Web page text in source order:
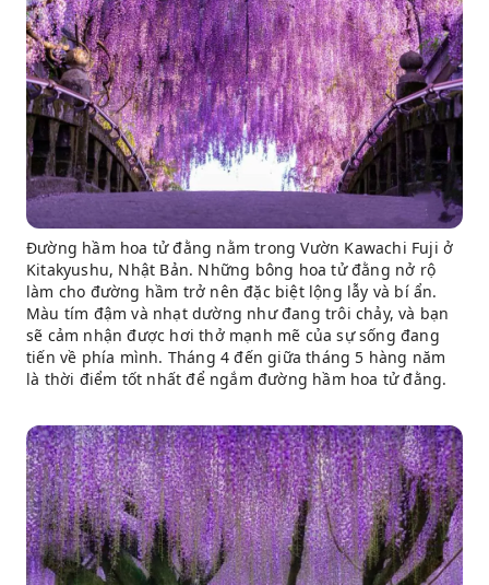
Đường hầm hoa tử đằng nằm trong Vườn Kawachi Fuji ở
Kitakyushu, Nhật Bản. Những bông hoa tử đằng nở rộ
làm cho đường hầm trở nên đặc biệt lộng lẫy và bí ẩn.
Màu tím đậm và nhạt dường như đang trôi chảy, và bạn
sẽ cảm nhận được hơi thở mạnh mẽ của sự sống đang
tiến về phía mình. Tháng 4 đến giữa tháng 5 hàng năm
là thời điểm tốt nhất để ngắm đường hầm hoa tử đằng.